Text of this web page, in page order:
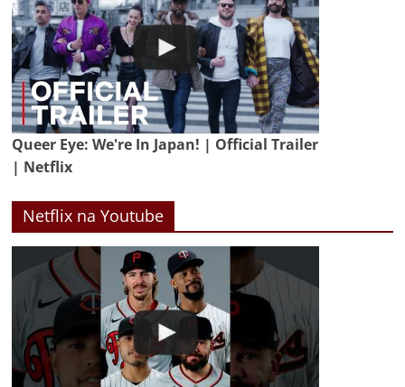
Queer Eye: We're In Japan! | Official Trailer
| Netflix
Netflix na Youtube